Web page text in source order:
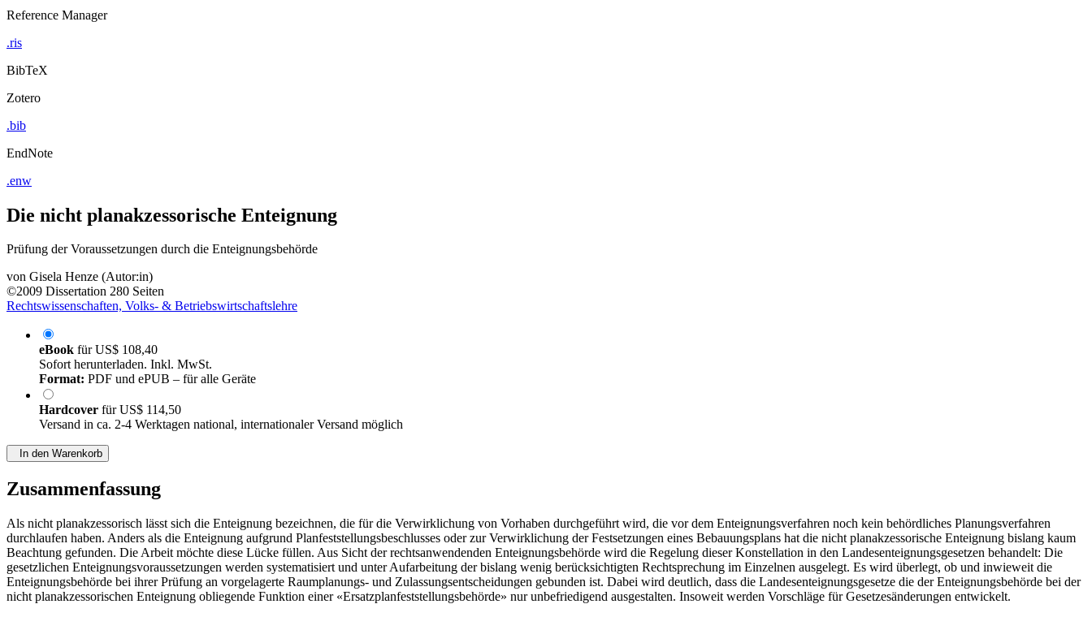
Reference Manager
.ris
BibTeX
Zotero
.bib
EndNote
.enw
Die nicht planakzessorische Enteignung
Prüfung der Voraussetzungen durch die Enteignungsbehörde
von Gisela Henze (Autor:in)
©2009 Dissertation 280 Seiten
Rechtswissenschaften, Volks- & Betriebswirtschaftslehre
eBook fürUS$ 108,40
Sofort herunterladen. Inkl. MwSt.
Format: PDF und ePUB – für alle Geräte
Hardcover fürUS$ 114,50
Versand in ca. 2-4 Werktagen national, internationaler Versand möglich
In den Warenkorb
Zusammenfassung
Als nicht planakzessorisch lässt sich die Enteignung bezeichnen, die für die Verwirklichung von Vorhaben durchgeführt wird, die vor dem Enteignungsverfahren noch kein behördliches Planungsverfahren
durchlaufen haben. Anders als die Enteignung aufgrund Planfeststellungsbeschlusses oder zur Verwirklichung der Festsetzungen eines Bebauungsplans hat die nicht planakzessorische Enteignung bislang kaum
Beachtung gefunden. Die Arbeit möchte diese Lücke füllen. Aus Sicht der rechtsanwendenden Enteignungsbehörde wird die Regelung dieser Konstellation in den Landesenteignungsgesetzen behandelt: Die
gesetzlichen Enteignungsvoraussetzungen werden systematisiert und unter Aufarbeitung der bislang wenig berücksichtigten Rechtsprechung im Einzelnen ausgelegt. Es wird überlegt, ob und inwieweit die
Enteignungsbehörde bei ihrer Prüfung an vorgelagerte Raumplanungs- und Zulassungsentscheidungen gebunden ist. Dabei wird deutlich, dass die Landesenteignungsgesetze die der Enteignungsbehörde bei der
nicht planakzessorischen Enteignung obliegende Funktion einer «Ersatzplanfeststellungsbehörde» nur unbefriedigend ausgestalten. Insoweit werden Vorschläge für Gesetzesänderungen entwickelt.